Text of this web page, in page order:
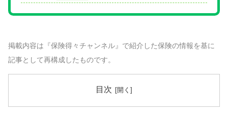
掲載内容は『保険得々チャンネル』で紹介した保険の情報を基に
記事として再構成したものです。
目次